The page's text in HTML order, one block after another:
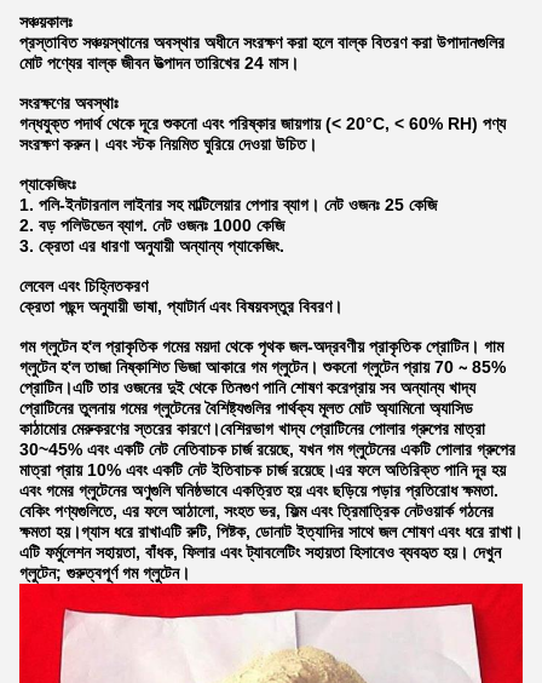
সঞ্চয়কালঃ
প্রস্তাবিত সঞ্চয়স্থানের অবস্থার অধীনে সংরক্ষণ করা হলে বাল্ক বিতরণ করা উপাদানগুলির
মোট পণ্যের বাল্ক জীবন উত্পাদন তারিখের 24 মাস।
সংরক্ষণের অবস্থাঃ
গন্ধযুক্ত পদার্থ থেকে দূরে শুকনো এবং পরিষ্কার জায়গায় (< 20°C, < 60% RH) পণ্য
সংরক্ষণ করুন। এবং স্টক নিয়মিত ঘুরিয়ে দেওয়া উচিত।
প্যাকেজিংঃ
1. পলি-ইনটারনাল লাইনার সহ মাল্টিলেয়ার পেপার ব্যাগ। নেট ওজনঃ 25 কেজি
2. বড় পলিউভেন ব্যাগ. নেট ওজনঃ 1000 কেজি
3. ক্রেতা এর ধারণা অনুযায়ী অন্যান্য প্যাকেজিং.
লেবেল এবং চিহ্নিতকরণ
ক্রেতা পছন্দ অনুযায়ী ভাষা, প্যাটার্ন এবং বিষয়বস্তুর বিবরণ।
গম গ্লুটেন হ'ল প্রাকৃতিক গমের ময়দা থেকে পৃথক জল-অদ্রবণীয় প্রাকৃতিক প্রোটিন। গাম
গ্লুটেন হ'ল তাজা নিষ্কাশিত ভিজা আকারে গম গ্লুটেন। শুকনো গ্লুটেন প্রায় 70 ∼ 85%
প্রোটিন।এটি তার ওজনের দুই থেকে তিনগুণ পানি শোষণ করেপ্রায় সব অন্যান্য খাদ্য
প্রোটিনের তুলনায় গমের গ্লুটেনের বৈশিষ্ট্যগুলির পার্থক্য মূলত মোট অ্যামিনো অ্যাসিড
কাঠামোর মেরুকরণের স্তরের কারণে।বেশিরভাগ খাদ্য প্রোটিনের পোলার গ্রুপের মাত্রা
30~45% এবং একটি নেট নেতিবাচক চার্জ রয়েছে, যখন গম গ্লুটেনের একটি পোলার গ্রুপের
মাত্রা প্রায় 10% এবং একটি নেট ইতিবাচক চার্জ রয়েছে।এর ফলে অতিরিক্ত পানি দূর হয়
এবং গমের গ্লুটেনের অণুগুলি ঘনিষ্ঠভাবে একত্রিত হয় এবং ছড়িয়ে পড়ার প্রতিরোধ ক্ষমতা.
বেকিং পণ্যগুলিতে, এর ফলে আঠালো, সংহত ভর, ফিল্ম এবং ত্রিমাত্রিক নেটওয়ার্ক গঠনের
ক্ষমতা হয়।গ্যাস ধরে রাখাএটি রুটি, পিষ্টক, ডোনাট ইত্যাদির সাথে জল শোষণ এবং ধরে রাখা।
এটি ফর্মুলেশন সহায়তা, বাঁধক, ফিলার এবং ট্যাবলেটিং সহায়তা হিসাবেও ব্যবহৃত হয়। দেখুন
গ্লুটেন; গুরুত্বপূর্ণ গম গ্লুটেন।